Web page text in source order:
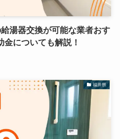
給湯器交換が可能な業者おす
についても解説！
福井県